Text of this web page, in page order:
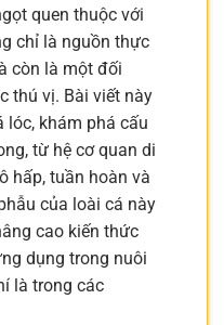
quen thuộc với
chỉ là nguồn thực
còn là một đối
thú vị. Bài viết này
lóc, khám phá cấu
từ hệ cơ quan di
hấp, tuần hoàn và
của loài cá này
cao kiến thức
dụng trong nuôi
là trong các